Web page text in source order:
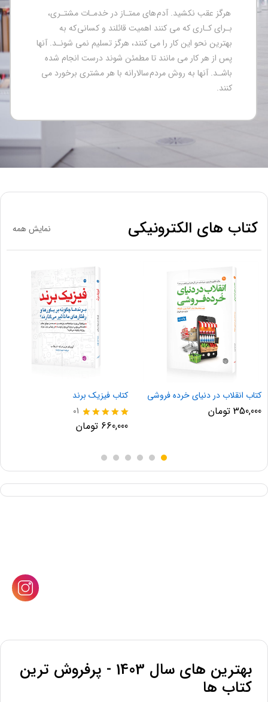
مشکلي داشته
تصميمات خود را
گيريد در آينده
هاي ممتـاز در خدمـات مشتـري،
اهميت قائلند و کساني که به
مي کنند، هرگز تسليم نمي شونـد. آنها
تا مطمئن شوند درست انجام شده
سالارانه با هر مشتري برخورد مي
کتاب های الکترونیکی نمایش همه
کتاب فیزیک برند
نمره
5.00
01
660,000 تومان
کتاب انقلاب در دنیای خرده فروشی
350,000 تومان
بهترین های سال 1403 - پرفروش ترین
کتاب ها